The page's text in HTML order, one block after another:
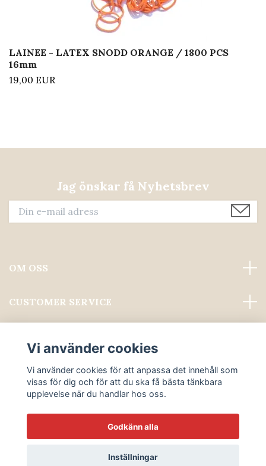
LAINEE - LATEX SNODD ORANGE / 1800 PCS
16mm
19,00 EUR
Jag önskar få Nyhetsbrev
OM OSS
CUSTOMER SERVICE
Sociala medier
© 2026 ALWAYS PROFESSIONAL GROOMING
Vi använder cookies
Vi använder cookies för att anpassa det innehåll som
visas för dig och för att du ska få bästa tänkbara
upplevelse när du handlar hos oss.
Godkänn alla
Inställningar